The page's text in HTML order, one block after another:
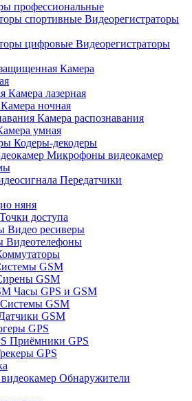
профессиональные
Видеорегистраторы
Видеорегистраторы
Камера
Камера лазерная
Камера ночная
Камера распознавания
умная
Кодеры-декодеры
Микрофоны видеокамер
Передатчики
няня
Точки доступа
Видео ресиверы
Видеотелефоны
GSM
GSM
Часы GPS и GSM
Системы GSM
GSM
GPS
Приёмники GPS
GPS
Обнаружители